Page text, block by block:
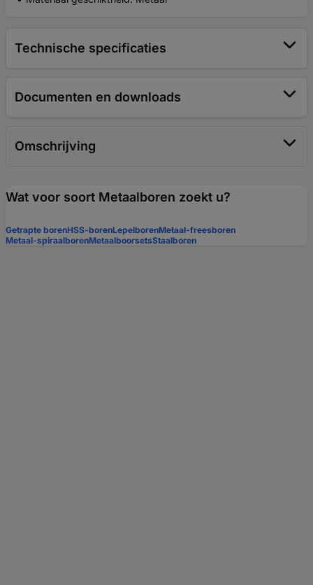
Technische specificaties
Documenten en downloads
Omschrijving
Wat voor soort Metaalboren zoekt u?
Getrapte borenHSS-borenLepelborenMetaal-freesboren
Metaal-spiraalborenMetaalboorsetsStaalboren